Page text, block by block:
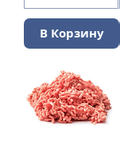
В Корзину